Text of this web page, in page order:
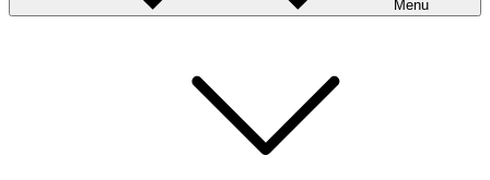
Menu